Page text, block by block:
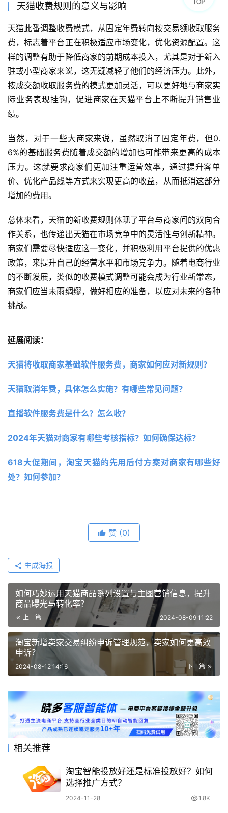
天猫收费规则的意义与影响
天猫此番调整收费模式，从固定年费转向按交易额收取服务
费，标志着平台正在积极适应市场变化，优化资源配置。这
样的调整有助于降低商家的前期成本投入，尤其是对于新入
驻或小型商家来说，这无疑减轻了他们的经济压力。此外，
按成交额收取服务费的模式更加灵活，可以更好地与商家实
际业务表现挂钩，促进商家在天猫平台上不断提升销售业
绩。
当然，对于一些大商家来说，虽然取消了固定年费，但0.
6%的基础服务费随着成交额的增加也可能带来更高的成本
压力。这就要求商家们更加注重运营效率，通过提升客单
价、优化产品线等方式来实现更高的收益，从而抵消这部分
增加的费用。
总体来看，天猫的新收费规则体现了平台与商家间的双向合
作关系，也传递出天猫在市场竞争中的灵活性与创新精神。
商家们需要尽快适应这一变化，并积极利用平台提供的优惠
政策，来提升自己的经营水平和市场竞争力。随着电商行业
的不断发展，类似的收费模式调整可能会成为行业新常态，
商家们应当未雨绸缪，做好相应的准备，以应对未来的各种
挑战。
延展阅读：
天猫将收取商家基础软件服务费，商家如何应对新规则？
天猫取消年费，具体怎么实施？有哪些常见问题？
直播软件服务费是什么？怎么收？
2024年天猫对商家有哪些考核指标？如何确保达标？
618大促期间，淘宝天猫的先用后付方案对商家有哪些好
处？如何参加？
赞 (0)
生成海报
如何巧妙运用天猫商品系列设置与主图营销信息，提升
商品曝光与转化率？
上一篇 2024-08-09 11:22
淘宝新增卖家交易纠纷申诉管理规范，卖家如何更高效
申诉？
下一篇
2024-08-12 14:16
相关推荐
淘宝智能投放好还是标准投放好？如何
选择推广方式？
2024-11-28 1.8K